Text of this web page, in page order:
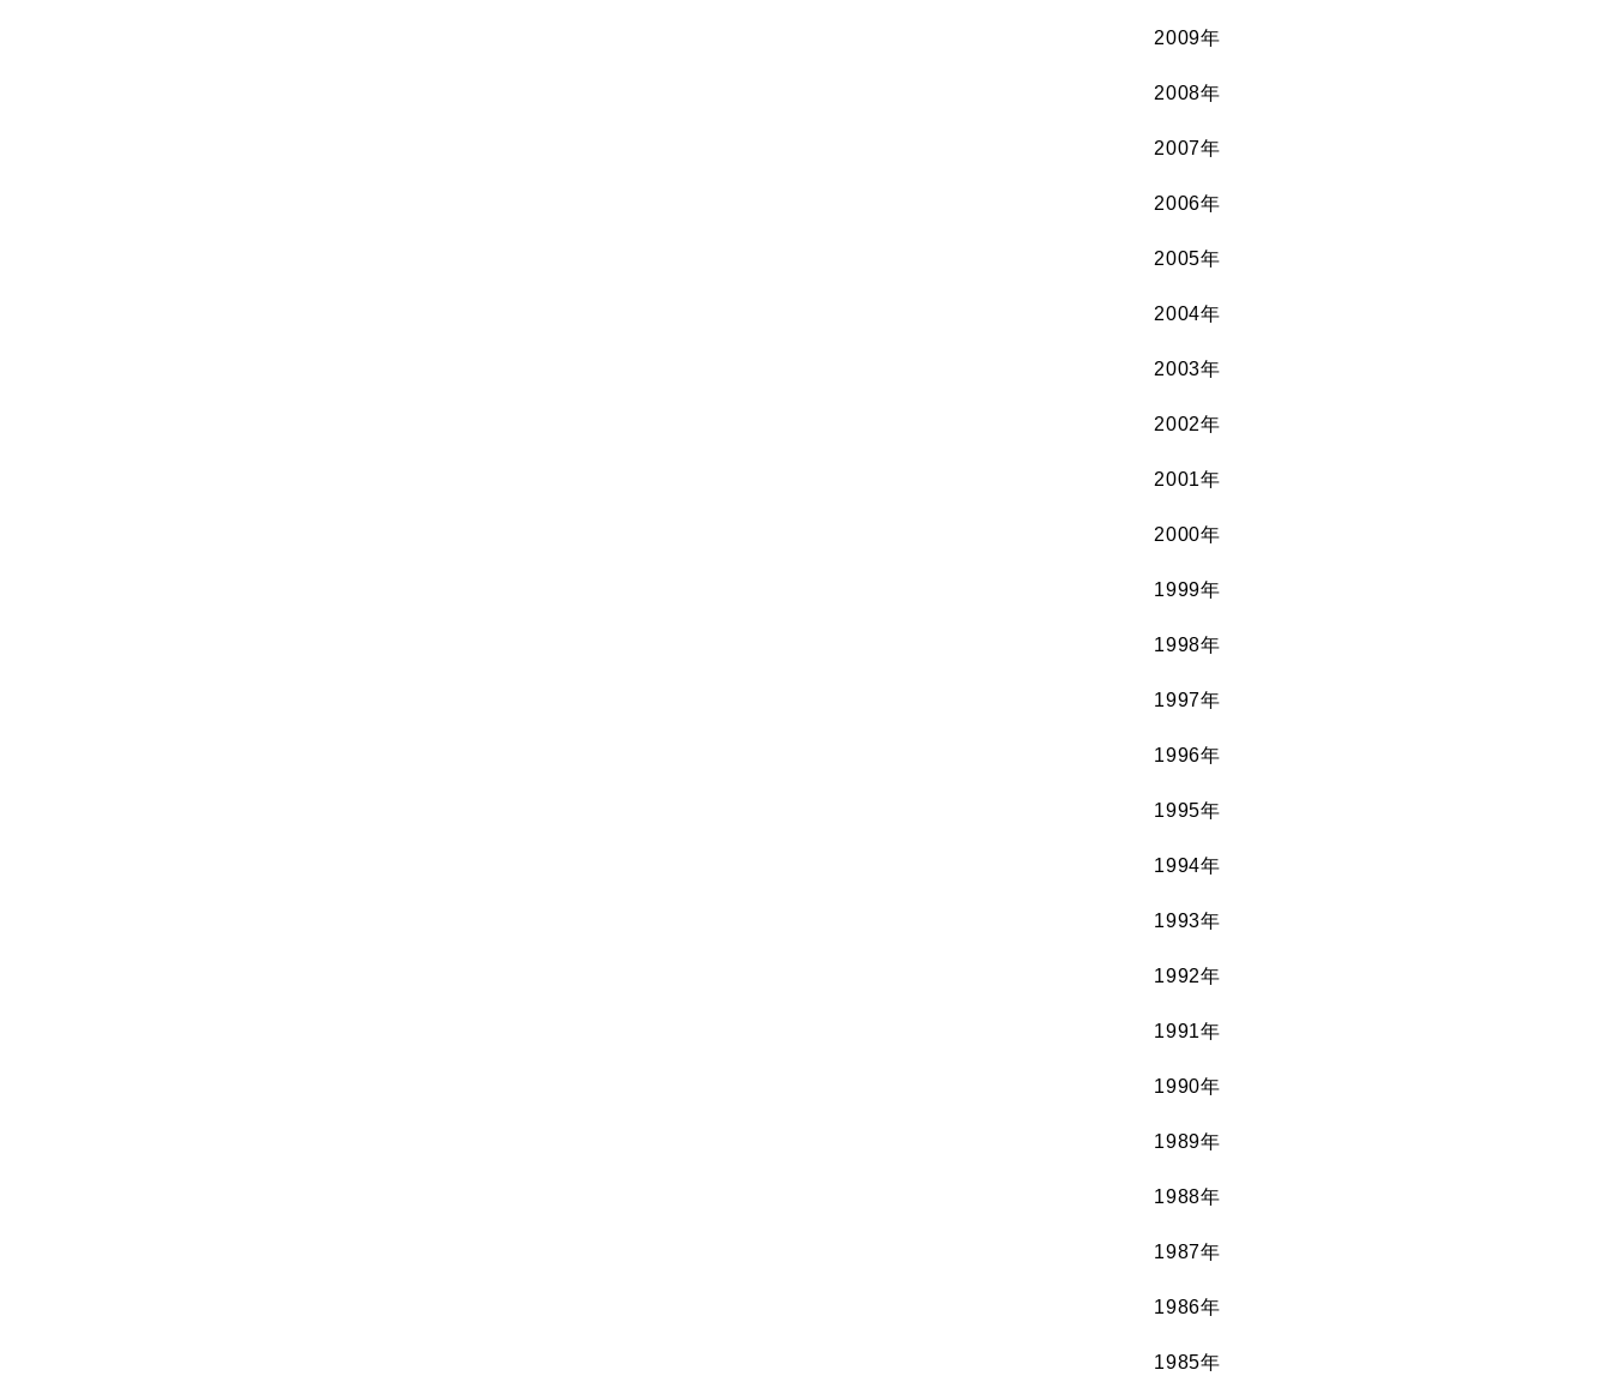
2009年
2008年
2007年
2006年
2005年
2004年
2003年
2002年
2001年
2000年
1999年
1998年
1997年
1996年
1995年
1994年
1993年
1992年
1991年
1990年
1989年
1988年
1987年
1986年
1985年